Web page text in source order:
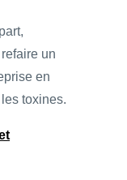
un
en
toxines.